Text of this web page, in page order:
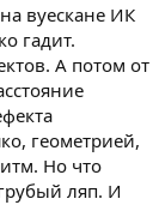
вуескане ИК
гадит.
А потом от
геометрией,
Но что
ляп. И